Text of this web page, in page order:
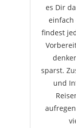
es Dir
einfach
findest
sparst.
und